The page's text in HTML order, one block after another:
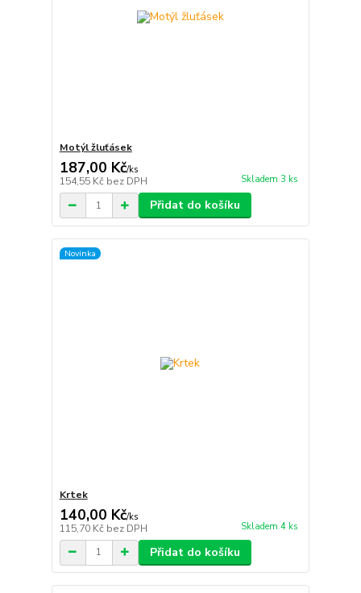
Motýl žluťásek
187,00 Kč/ks
154,55 Kč bez DPH Skladem 3 ks
Přidat do košíku
Novinka
Krtek
140,00 Kč/ks
115,70 Kč bez DPH Skladem 4 ks
Přidat do košíku